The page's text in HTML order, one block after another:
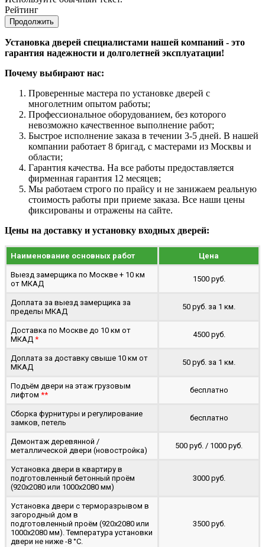
Рейтинг
Продолжить
Установка дверей специалистами нашей компаний - это
гарантия надежности и долголетней эксплуатации!
Почему выбирают нас:
Проверенные мастера по установке дверей с
многолетним опытом работы;
Профессиональное оборудованием, без которого
невозможно качественное выполнение работ;
Быстрое исполнение заказа в течении 3-5 дней. В нашей
компании работает 8 бригад, с мастерами из Москвы и
области;
Гарантия качества. На все работы предоставляется
фирменная гарантия 12 месяцев;
Мы работаем строго по прайсу и не занижаем реальную
стоимость работы при приеме заказа. Все наши цены
фиксированы и отражены на сайте.
Цены на доставку и установку входных дверей:
Наименование основных работ Цена
Выезд замерщика по Москве + 10 км
от МКАД
1500 руб.
Доплата за выезд замерщика за
пределы МКАД
50 руб. за 1 км.
Доставка по Москве до 10 км от
МКАД *
4500 руб.
Доплата за доставку свыше 10 км от
МКАД
50 руб. за 1 км.
Подъём двери на этаж грузовым
лифтом **
бесплатно
Сборка фурнитуры и регулирование
замков, петель
бесплатно
Демонтаж деревянной /
металлической двери (новостройка)
500 руб. / 1000 руб.
Установка двери в квартиру в
подготовленный бетонный проём
(920x2080 или 1000x2080 мм)
3000 руб.
Установка двери с терморазрывом в
загородный дом в
подготовленный проём (920x2080 или
1000x2080 мм). Температура установки
двери не ниже -8 °C.
3500 руб.